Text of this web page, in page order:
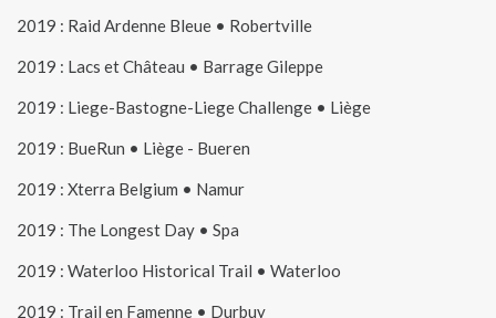
2019 : Raid Ardenne Bleue • Robertville
2019 : Lacs et Château • Barrage Gileppe
2019 : Liege-Bastogne-Liege Challenge • Liège
2019 : BueRun • Liège - Bueren
2019 : Xterra Belgium • Namur
2019 : The Longest Day • Spa
2019 : Waterloo Historical Trail • Waterloo
2019 : Trail en Famenne • Durbuy